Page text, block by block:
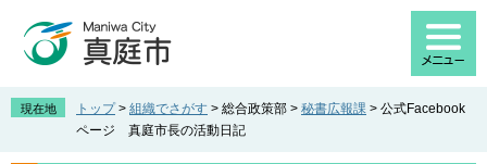
先
を 現在地 トップ > 組織でさがす > 総合政策部 > 秘書広報課 > 公式Facebook
ページ 真庭市長の活動日記